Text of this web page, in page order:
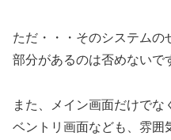
ただ・・・そのシステムの
部分があるのは否めないで
また、メイン画面だけで
ベントリ画面なども、雰囲